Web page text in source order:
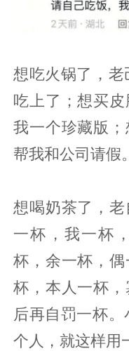
想吃火锅了，老
吃上了；想买
我一个珍藏版
帮我和公司请假。
想喝奶茶了，
一杯，我一杯
杯，余一杯，
杯，本人一杯
后再自罚一杯
个人，就这样用